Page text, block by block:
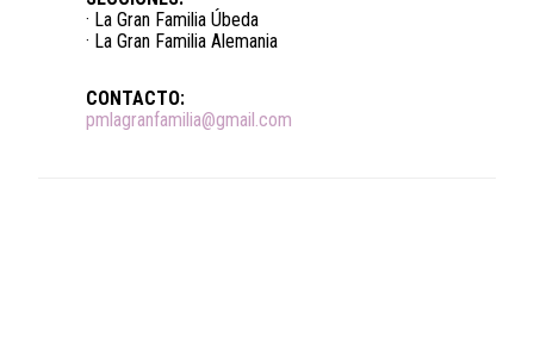
· La Gran Familia Úbeda
· La Gran Familia Alemania
CONTACTO:
pmlagranfamilia@gmail.com